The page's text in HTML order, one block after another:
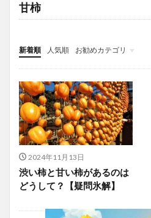
甘柿
新着順 人気順
お勧めカテゴリ
投稿
学び
マンガ
電子書籍
2024年11月13日
渋い柿と甘い柿があるのは
どうして？【疑問氷解】